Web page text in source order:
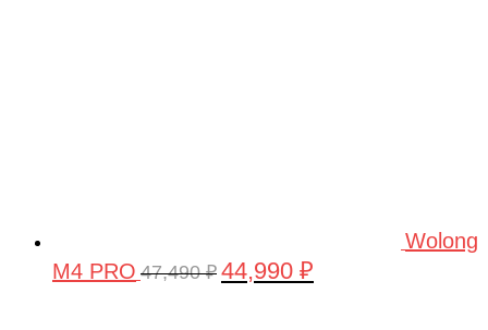
Wolong
M4 PRO 47,490₽ Первоначальная
44,990 ₽